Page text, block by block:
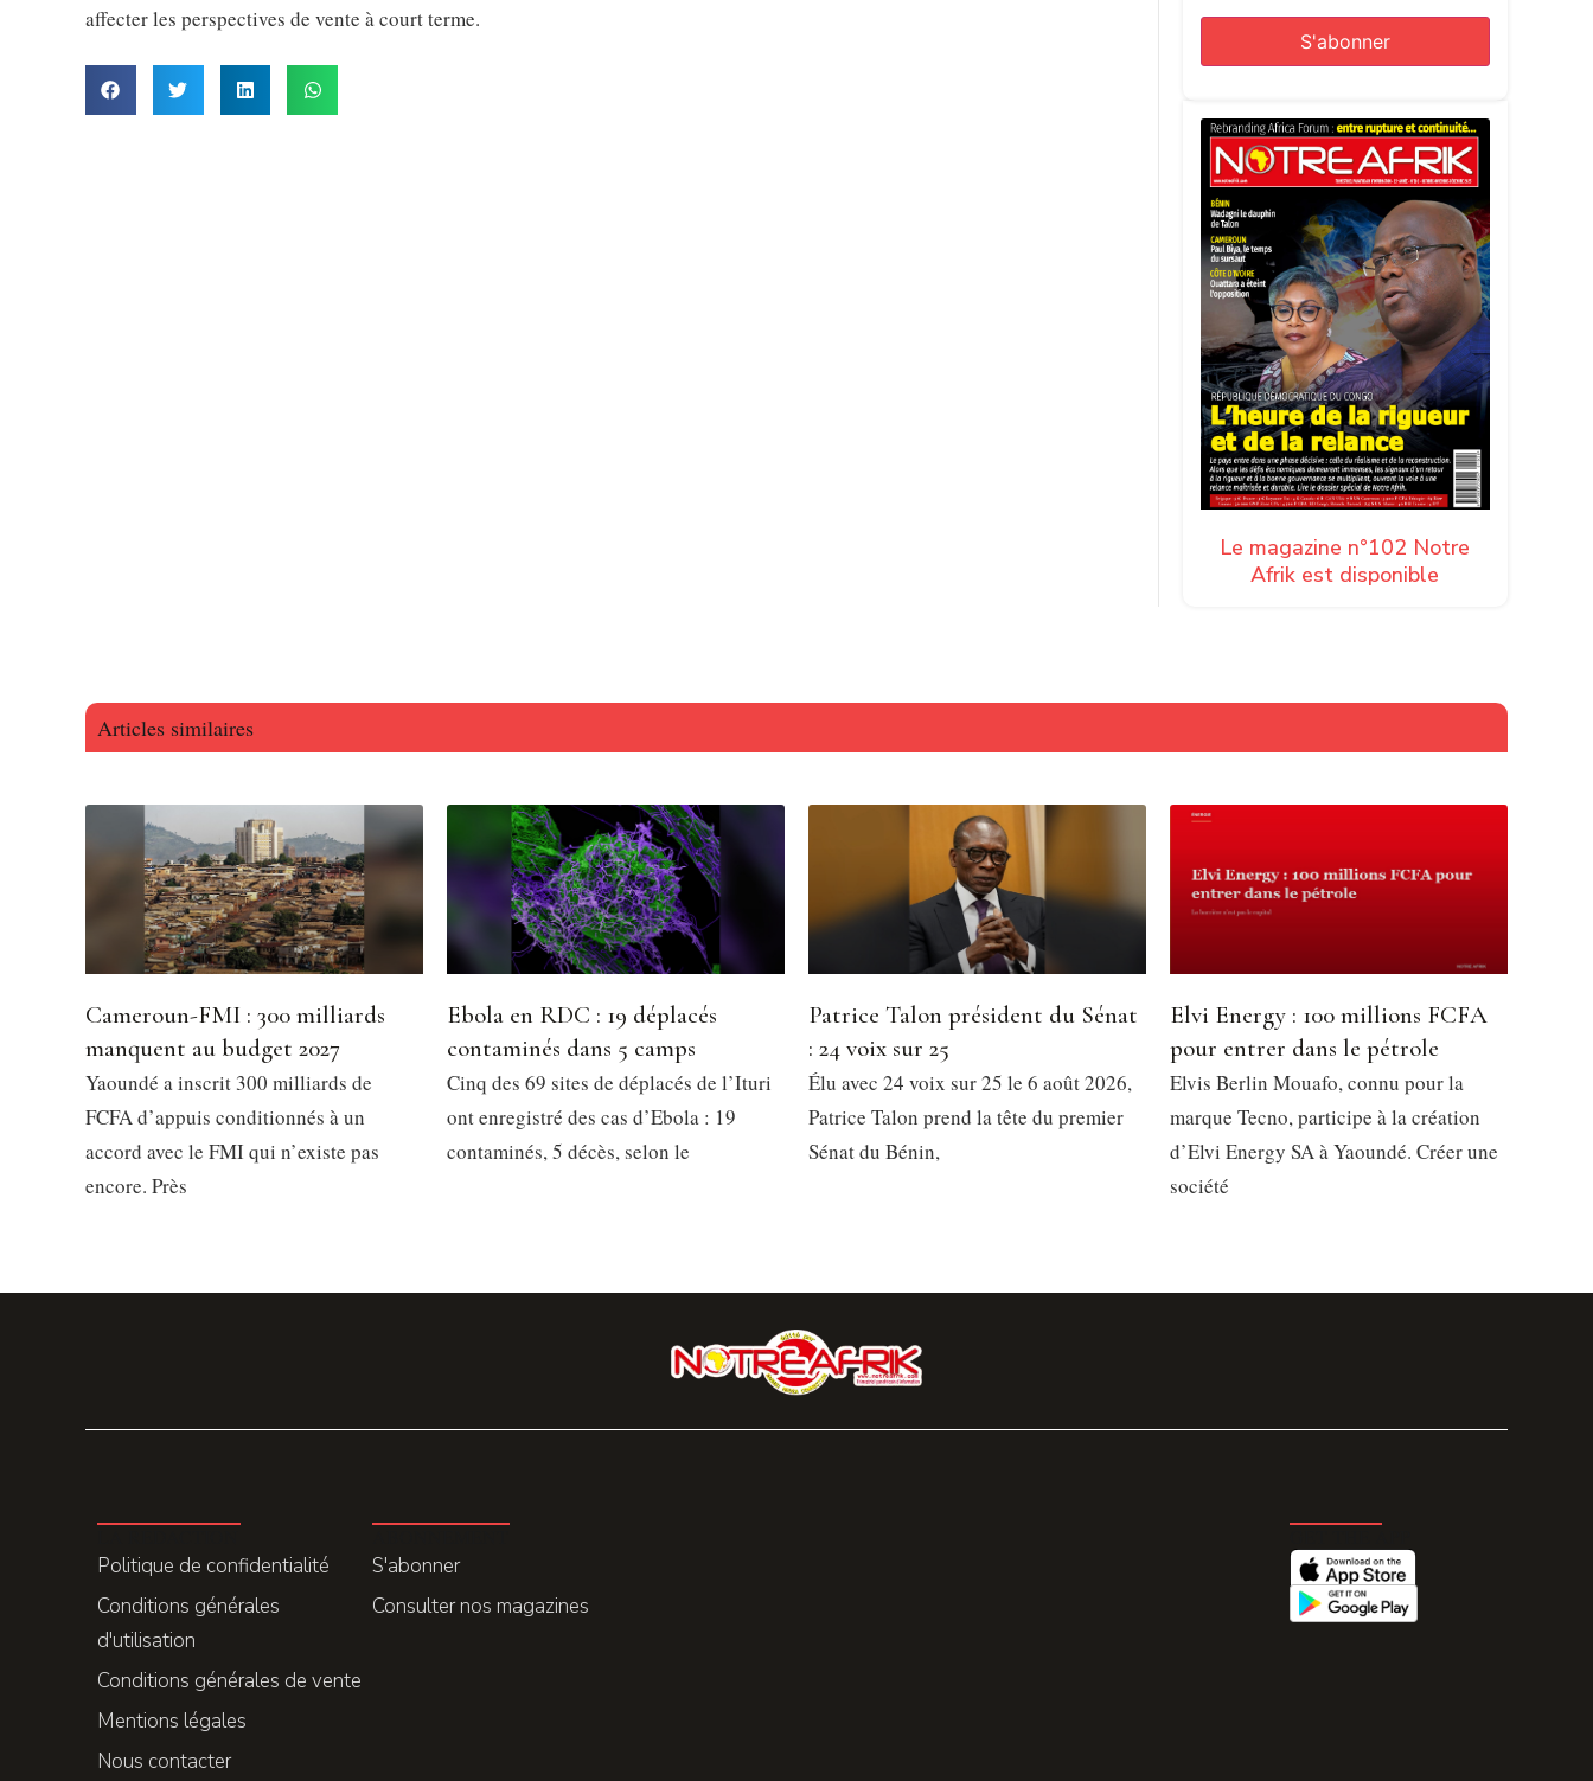
affecter les perspectives de vente à court terme.
Le magazine n°102 Notre
Afrik est disponible
Articles similaires
Cameroun-FMI : 300 milliards
manquent au budget 2027
Yaoundé a inscrit 300 milliards de
FCFA d’appuis conditionnés à un
accord avec le FMI qui n’existe pas
encore. Près
Ebola en RDC : 19 déplacés
contaminés dans 5 camps
Cinq des 69 sites de déplacés de l’Ituri
ont enregistré des cas d’Ebola : 19
contaminés, 5 décès, selon le
Patrice Talon président du Sénat
: 24 voix sur 25
Élu avec 24 voix sur 25 le 6 août 2026,
Patrice Talon prend la tête du premier
Sénat du Bénin,
Elvi Energy : 100 millions FCFA
pour entrer dans le pétrole
Elvis Berlin Mouafo, connu pour la
marque Tecno, participe à la création
d’Elvi Energy SA à Yaoundé. Créer une
société
Politique de confidentialité
Conditions générales
d'utilisation
Conditions générales de vente
Mentions légales
Nous contacter
S'abonner
Consulter nos magazines